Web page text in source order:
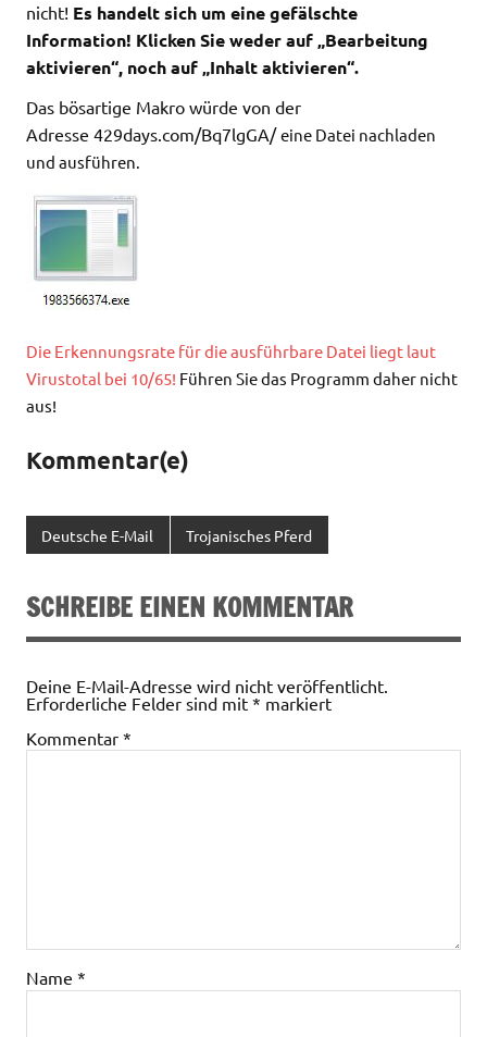
nicht! Es handelt sich um eine gefälschte
Information! Klicken Sie weder auf „Bearbeitung
aktivieren“, noch auf „Inhalt aktivieren“.
Das bösartige Makro würde von der
Adresse 429days.com/Bq7lgGA/eine Datei nachladen
und ausführen.
Die Erkennungsrate für die ausführbare Datei liegt laut
Virustotal bei 10/65! Führen Sie das Programm daher nicht
aus!
Kommentar(e)
Deutsche E-Mail Trojanisches Pferd
SCHREIBE EINEN KOMMENTAR
Deine E-Mail-Adresse wird nicht veröffentlicht.
Erforderliche Felder sind mit * markiert
Kommentar *
Name *